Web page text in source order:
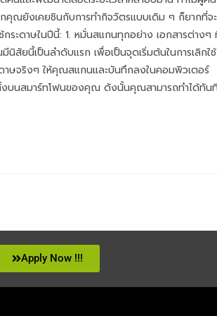
คุณยังเคยชินกับการทำกิจวัตรแบบเดิม ๆ ก็ยากที่จะ
ระดาษในปีนี้: 1. หมั่นสแกนทุกอย่าง เอกสารต่างๆ
นิสัยนี้เป็นลำดับแรก เพื่อเป็นจุดเริ่มต้นในการเลิกใช้
ดาษจริงๆ ให้คุณสแกนและบันทึกลงในคอมพิวเตอร์
บนสมาร์ทโฟนของคุณ ดังนั้นคุณสามารถทำได้ทัน
Apply Now !!!